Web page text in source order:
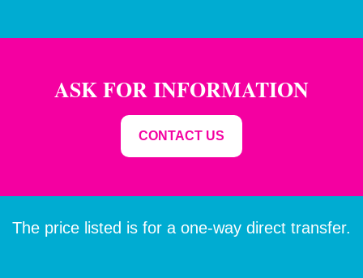
ASK FOR INFORMATION
CONTACT US
The price listed is for a one-way direct transfer.